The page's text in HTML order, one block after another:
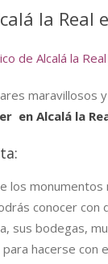
la Real
de Alcalá la Real
en Alcalá la
los
conocer con
sus bodegas,
hacerse con